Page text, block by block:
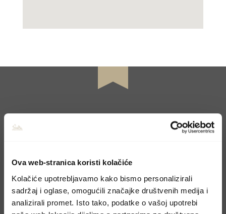
Ova web-stranica koristi kolačiće
Kolačiće upotrebljavamo kako bismo personalizirali
sadržaj i oglase, omogućili značajke društvenih medija i
analizirali promet. Isto tako, podatke o vašoj upotrebi
Book your holiday
Molimo, pošaljite upit preko kontakt forme i